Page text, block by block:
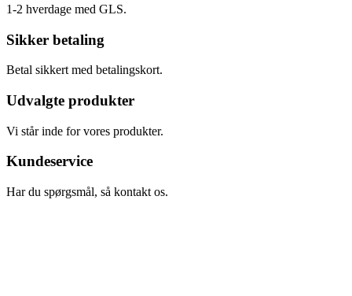
1-2 hverdage med GLS.
Sikker betaling
Betal sikkert med betalingskort.
Udvalgte produkter
Vi står inde for vores produkter.
Kundeservice
Har du spørgsmål, så kontakt os.